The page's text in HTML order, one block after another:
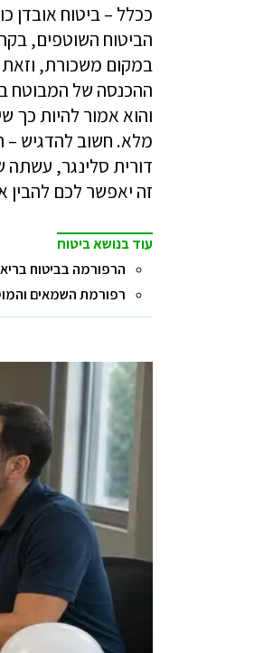
ככלל – ביטוח אובדן
הביטוח השוטפים,
במקום משכורת,
ההכנסה של המבוטח
והוא אמור להיות כך
זה יאפשר לכם להבין
עוד בנושא ביטוח
הרפורמה בביטוח
רפורמת השמאים